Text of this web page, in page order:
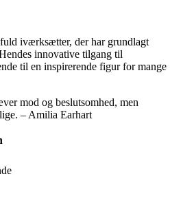
iværksætter, der har grundlagt
innovative tilgang til
til en inspirerende figur for mange
mod og beslutsomhed, men
– Amilia Earhart